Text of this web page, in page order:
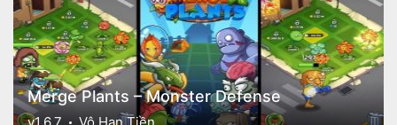
Merge Plants – Monster Defense